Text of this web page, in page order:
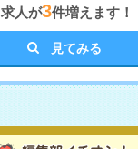
求人が3件増えます！
見てみる